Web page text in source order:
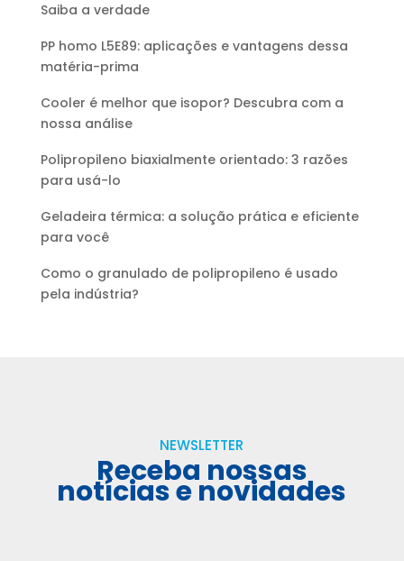
Saiba a verdade
PP homo L5E89: aplicações e vantagens dessa
matéria-prima
Cooler é melhor que isopor? Descubra com a
nossa análise
Polipropileno biaxialmente orientado: 3 razões
para usá-lo
Geladeira térmica: a solução prática e eficiente
para você
Como o granulado de polipropileno é usado
pela indústria?
NEWSLETTER
Receba nossas
notícias e novidades